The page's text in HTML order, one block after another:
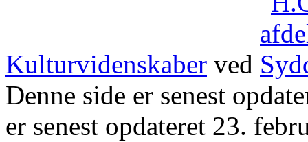
Kulturvidenskaber ved
Denne side er senest
er senest opdateret 23.